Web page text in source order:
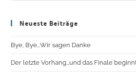
Neueste Beiträge
Bye, Bye…Wir sagen Danke
Der letzte Vorhang…und das Finale